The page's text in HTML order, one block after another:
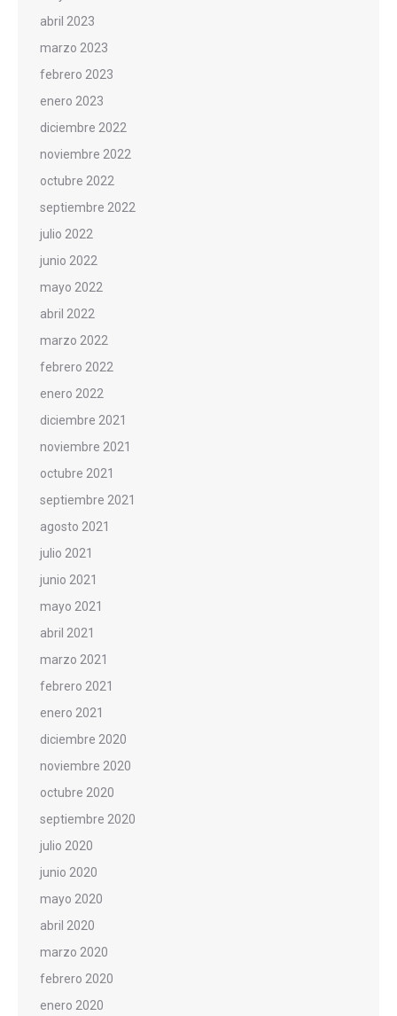
abril 2023
marzo 2023
febrero 2023
enero 2023
diciembre 2022
noviembre 2022
octubre 2022
septiembre 2022
julio 2022
junio 2022
mayo 2022
abril 2022
marzo 2022
febrero 2022
enero 2022
diciembre 2021
noviembre 2021
octubre 2021
septiembre 2021
agosto 2021
julio 2021
junio 2021
mayo 2021
abril 2021
marzo 2021
febrero 2021
enero 2021
diciembre 2020
noviembre 2020
octubre 2020
septiembre 2020
julio 2020
junio 2020
mayo 2020
abril 2020
marzo 2020
febrero 2020
enero 2020